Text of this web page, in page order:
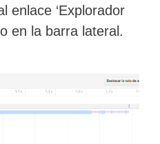
enlace ‘Explorador
en la barra lateral.